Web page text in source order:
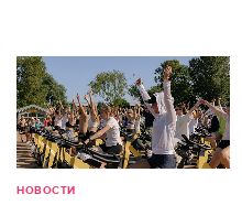
НОВОСТИ